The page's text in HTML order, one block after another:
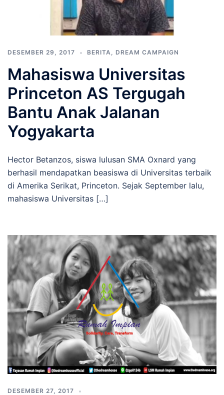
DESEMBER 29, 2017 BERITA DREAM CAMPAIGN
Mahasiswa Universitas
Princeton AS Tergugah
Bantu Anak Jalanan
Yogyakarta
Hector Betanzos, siswa lulusan SMA Oxnard yang
berhasil mendapatkan beasiswa di Universitas terbaik
di Amerika Serikat, Princeton. Sejak September lalu,
mahasiswa Universitas […]
DESEMBER 27, 2017